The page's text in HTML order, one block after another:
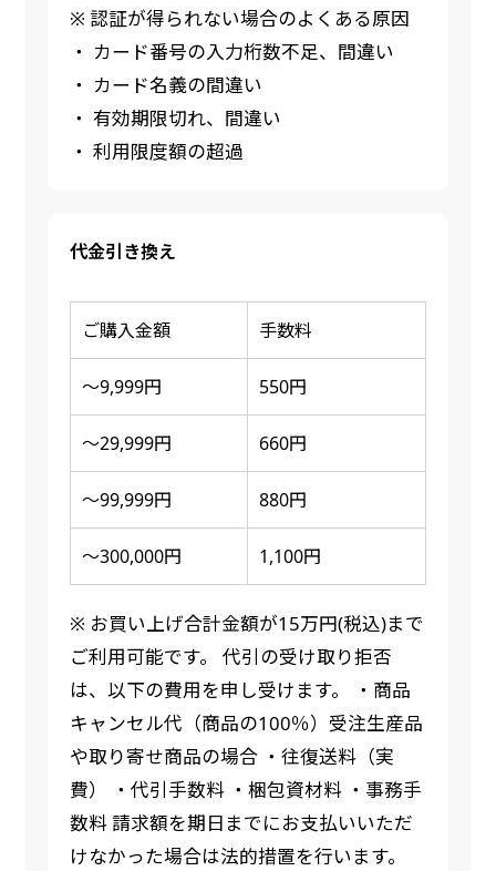
※ 認証が得られない場合のよくある原因
・ カード番号の入力桁数不足、間違い
・ カード名義の間違い
・ 有効期限切れ、間違い
・ 利用限度額の超過
代金引き換え
ご購入金額 手数料
～9,999円 550円
～29,999円 660円
～99,999円 880円
～300,000円 1,100円
※ お買い上げ合計金額が15万円(税込)まで
ご利用可能です。 代引の受け取り拒否
は、以下の費用を申し受けます。 ・商品
キャンセル代（商品の100％）受注生産品
や取り寄せ商品の場合 ・往復送料（実
費） ・代引手数料 ・梱包資材料 ・事務手
数料 請求額を期日までにお支払いいただ
けなかった場合は法的措置を行います。